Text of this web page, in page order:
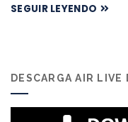
SEGUIR LEYENDO
DESCARGA AIR LIVE